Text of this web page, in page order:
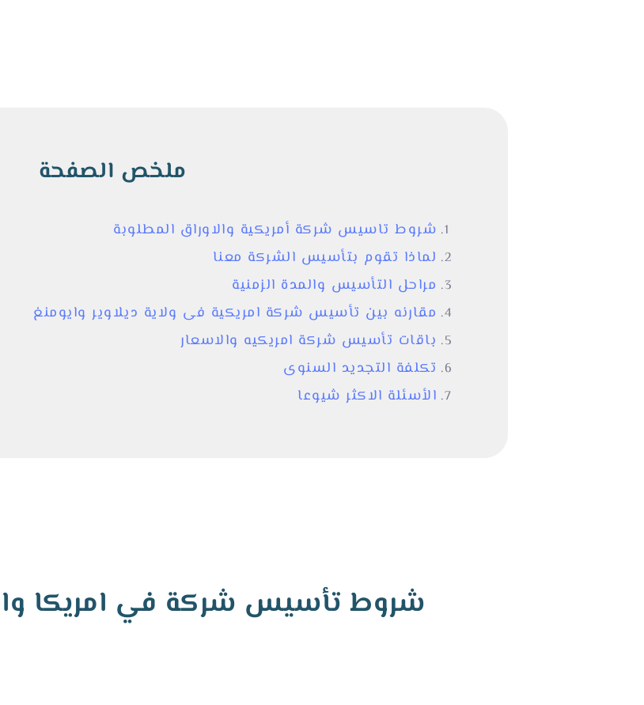
ملخص الصفحة
شروط تاسيس شركة أمريكية والاوراق المطلوبة
لماذا تقوم بتأسيس الشركة معنا
مراحل التأسيس والمدة الزمنية
مقارنه بين تأسيس شركة امريكية فى ولاية ديلاوير وايومنغ
باقات تأسيس شركة امريكيه والاسعار
تكلفة التجديد السنوى
الأسئلة الاكثر شيوعا
شروط تأسيس شركة في امريكا